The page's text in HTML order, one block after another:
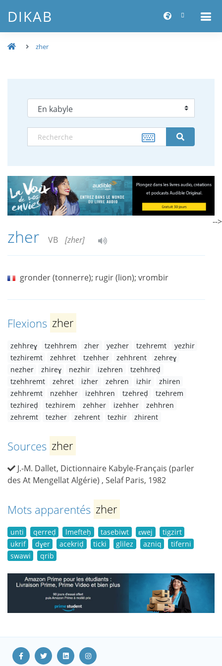
DIKAB
zher
zher VB [zher]
gronder (tonnerre); rugir (lion); vrombir
Flexions zher
zehhreɣ tzehhrem zher yezher tzehremt
yezhir
tezhiremt
zehhret tzehher zehhrent
zehreɣ
nezher
zhireɣ nezhir izehren
tzehhreḍ
tzehhremt
zehret izher zehren izhir
zhiren
zehhremt
nzehher izehhren tzehreḍ
tzehrem
tezhireḍ
tezhirem zehher izehher
zehhren
zehremt
tezher zehrent tezhir zhirent
Sources zher
J.-M. Dallet, Dictionnaire Kabyle-Français (parler
des At Mengellat Algérie) , Selaf Paris, 1982
Mots apparentés zher
unti qerreḍ lmefteḥ tasebiwt ɛwej
tigzirt
ukrif
dɣer acekriḍ ticki glilez azniq
tiferni
swawi
qrib
-->